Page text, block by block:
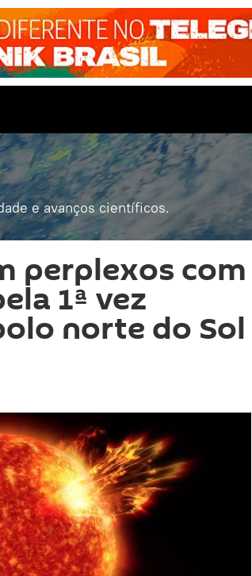
e avanços científicos.
perplexos com
1ª vez
norte do Sol